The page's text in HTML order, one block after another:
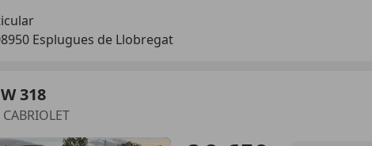
Esplugues de Llobregat
318